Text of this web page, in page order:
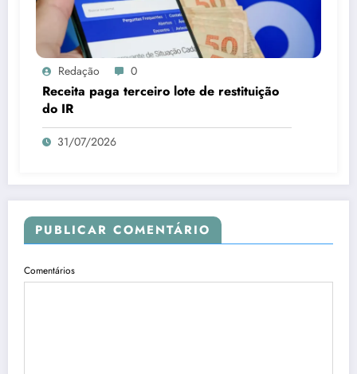
Redação 0
Receita paga terceiro lote de restituição
do IR
31/07/2026
PUBLICAR COMENTÁRIO
Comentários